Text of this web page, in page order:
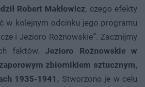
Robert Makłowicz, czego efekty
w kolejnym odcinku jego programu
i Jezioro Rożnowskie”. Zacznijmy
faktów.Jezioro Rożnowskie w
zbiornikiem sztucznym,
1935-1941. Stworzono je w celu